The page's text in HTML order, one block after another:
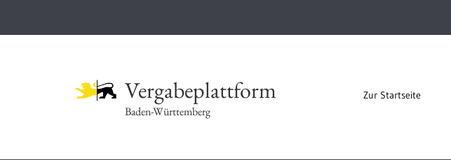
Vergabeplattform
Baden-Württemberg
Zur Startseite